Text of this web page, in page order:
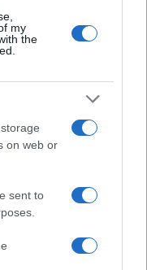
my
the
on web or
sent to
un chiosco e due
gallurese con il
Comune di Santa
Smeralda, 20